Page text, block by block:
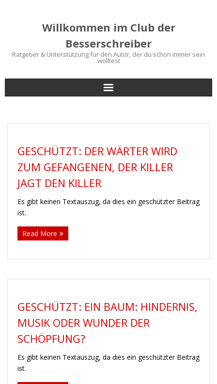
Willkommen im Club der
Besserschreiber
Ratgeber & Unterstützung für den Autor, der du schon immer sein
wolltest
Schreibtipps
Service
Blog
Waldscheidt
Newsletter
Shop
GESCHÜTZT: DER WÄRTER WIRD
ZUM GEFANGENEN, DER KILLER
JAGT DEN KILLER
Es gibt keinen Textauszug, da dies ein geschützter Beitrag
ist.
Read More
GESCHÜTZT: EIN BAUM: HINDERNIS,
MUSIK ODER WUNDER DER
SCHÖPFUNG?
Es gibt keinen Textauszug, da dies ein geschützter Beitrag
ist.